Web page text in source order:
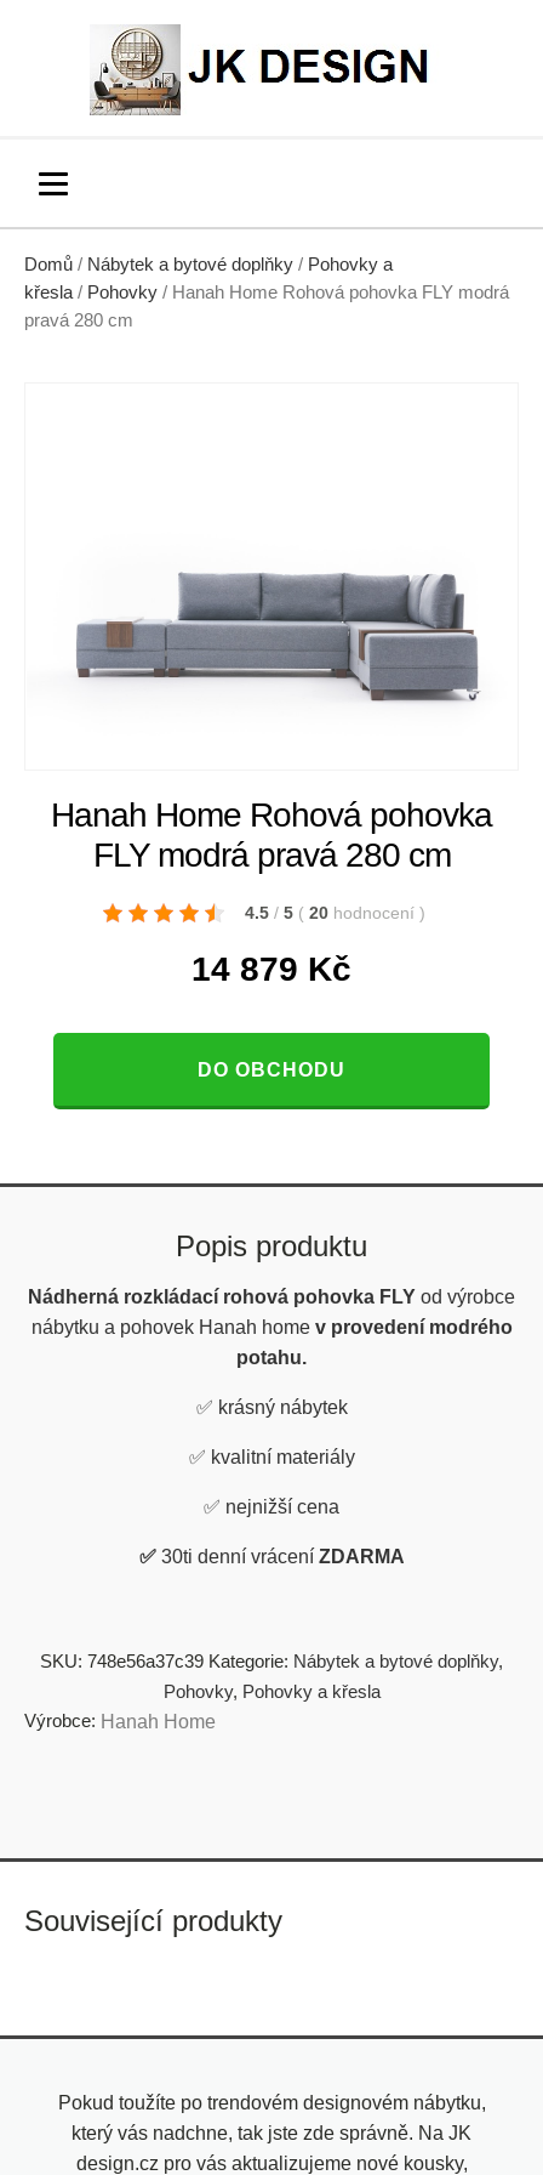
Domů / Nábytek a bytové doplňky / Pohovky a
křesla / Pohovky / Hanah Home Rohová pohovka FLY modrá
pravá 280 cm
Hanah Home Rohová pohovka
FLY modrá pravá 280 cm
4.5 / 5 ( 20 hodnocení )
14 879 Kč
DO OBCHODU
Popis produktu
Nádherná rozkládací rohová pohovka FLY od výrobce
nábytku a pohovek Hanah home v provedení modrého
potahu.
✅ krásný nábytek
✅ kvalitní materiály
✅ nejnižší cena
✅ 30ti denní vrácení ZDARMA
SKU: 748e56a37c39 Kategorie: Nábytek a bytové doplňky,
Pohovky, Pohovky a křesla
Výrobce: Hanah Home
Související produkty
Pokud toužíte po trendovém designovém nábytku,
který vás nadchne, tak jste zde správně. Na JK
design.cz pro vás aktualizujeme nové kousky,